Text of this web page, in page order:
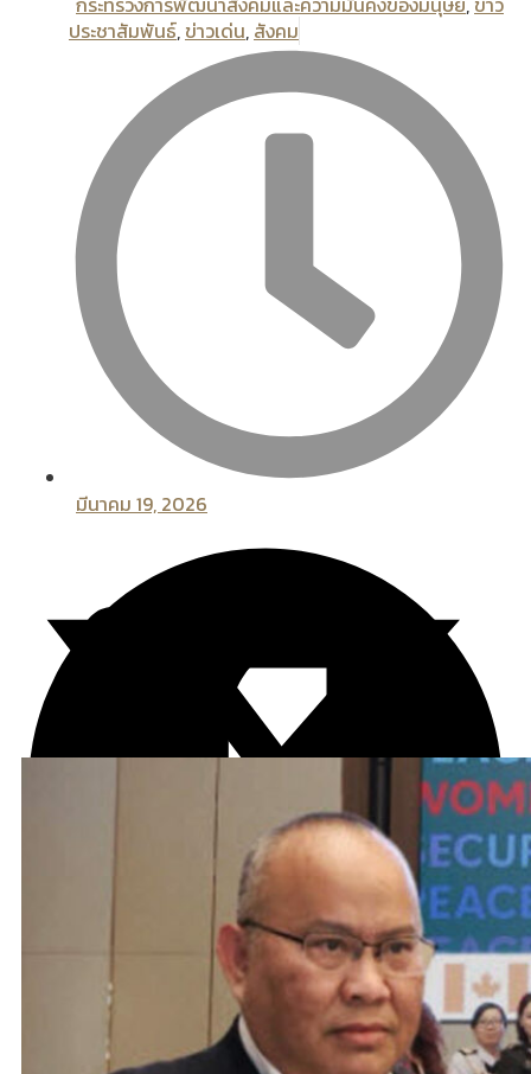
ประชาสัมพันธ์, ข่าวเด่น, สังคม
มีนาคม 19, 2026